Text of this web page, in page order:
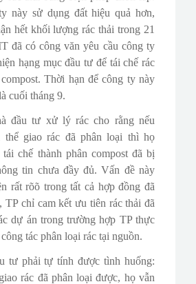
này sử dụng đất hiệu quả hơn,
hết khối lượng rác thải trong 21
đã có công văn yêu cầu công ty
hạng mục đầu tư để tái chế rác
Thời hạn để công ty này
cuối tháng 9.
đầu tư xử lý rác cho rằng nếu
thể giao rác đã phân loại thì họ
chế thành phân compost đã bị
tin chưa đầy đủ. Vấn đề này
rất rõõ trong tất cả hợp đồng đã
TP chỉ cam kết ưu tiên rác thải đã
dự án trong trường hợp TP thực
tác phân loại rác tại nguồn.
tư phải tự tính được tình huống:
rác đã phân loại được, họ vẫn